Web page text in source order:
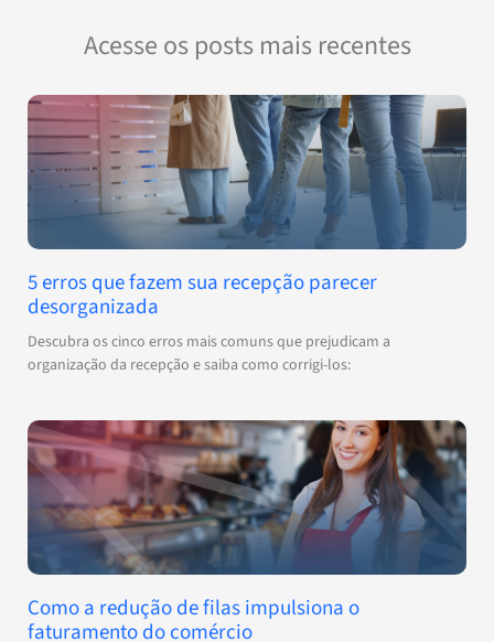
Acesse os posts mais recentes
5 erros que fazem sua recepção parecer
desorganizada
Descubra os cinco erros mais comuns que prejudicam a
organização da recepção e saiba como corrigi-los:
Como a redução de filas impulsiona o
faturamento do comércio